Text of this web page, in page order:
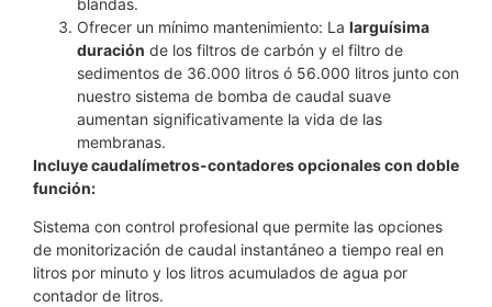
Ofrecer un mínimo mantenimiento: La larguísima
duración de los filtros de carbón y el filtro de
sedimentos de 36.000 litros ó 56.000 litros junto con
nuestro sistema de bomba de caudal suave
aumentan significativamente la vida de las
membranas.
Incluye caudalímetros-contadores opcionales con doble
función:
Sistema con control profesional que permite las opciones
de monitorización de caudal instantáneo a tiempo real en
litros por minuto y los litros acumulados de agua por
contador de litros.